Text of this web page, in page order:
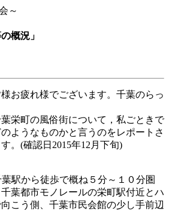
～
概況」
お疲れ様でございます。千葉のらっ
栄町の風俗街について，私ごときで
ようなものかと言うのをレポートさ
。(確認日2015年12月下旬)
駅から徒歩で概ね５分～１０分圏
葉都市モノレールの栄町駅付近とハ
こう側、千葉市民会館の少し手前辺